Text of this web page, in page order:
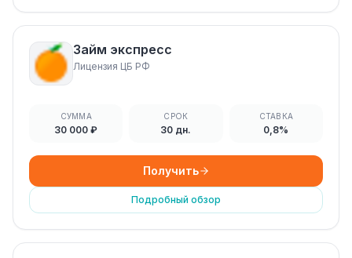
Займ экспресс
Лицензия ЦБ РФ
СУММА
30 000 ₽
СРОК
30 дн.
СТАВКА
0,8%
Получить
Подробный обзор